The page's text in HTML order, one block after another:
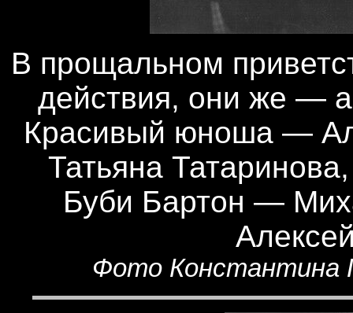
В прощальном
действия, они же —
Красивый юноша —
Татьяна
Буби Бартон —
Фото Константина